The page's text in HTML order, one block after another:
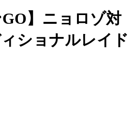
GO】ニョロゾ対
ショナルレイド